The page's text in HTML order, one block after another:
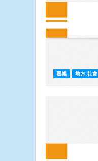
嘉義 地方.社會